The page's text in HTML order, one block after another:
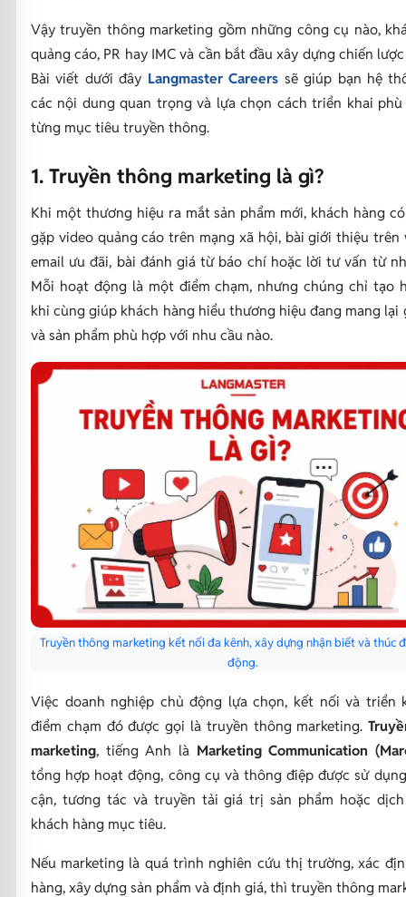
Vậy truyền thông marketing gồm những công cụ nào,
quảng cáo, PR hay IMC và cần bắt đầu xây dựng chiến
Bài viết dưới đây Langmaster Careers sẽ giúp bạn hệ
các nội dung quan trọng và lựa chọn cách triển khai
từng mục tiêu truyền thông.
1. Truyền thông marketing là gì?
Khi một thương hiệu ra mắt sản phẩm mới, khách hàng
gặp video quảng cáo trên mạng xã hội, bài giới thiệu trên
email ưu đãi, bài đánh giá từ báo chí hoặc lời tư vấn từ
Mỗi hoạt động là một điểm chạm, nhưng chúng chỉ tạo
khi cùng giúp khách hàng hiểu thương hiệu đang mang lại
và sản phẩm phù hợp với nhu cầu nào.
Truyền thông marketing kết nối đa kênh, xây dựng nhận biết và thúc
động.
Việc doanh nghiệp chủ động lựa chọn, kết nối và triển
điểm chạm đó được gọi là truyền thông marketing.
marketing, tiếng Anh là Marketing Communication
tổng hợp hoạt động, công cụ và thông điệp được sử
cận, tương tác và truyền tải giá trị sản phẩm hoặc
khách hàng mục tiêu.
Nếu marketing là quá trình nghiên cứu thị trường, xác
hàng, xây dựng sản phẩm và định giá, thì truyền thông